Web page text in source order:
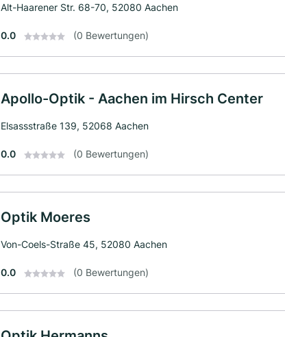
Alt-Haarener Str. 68-70, 52080 Aachen
0.0 (0 Bewertungen)
Apollo-Optik - Aachen im Hirsch Center
Elsassstraße 139, 52068 Aachen
0.0 (0 Bewertungen)
Optik Moeres
Von-Coels-Straße 45, 52080 Aachen
0.0 (0 Bewertungen)